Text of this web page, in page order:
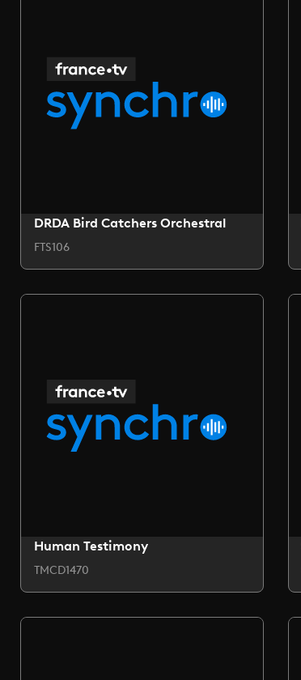
DRDA Bird Catchers Orchestral
FTS106
Human Testimony
TMCD1470